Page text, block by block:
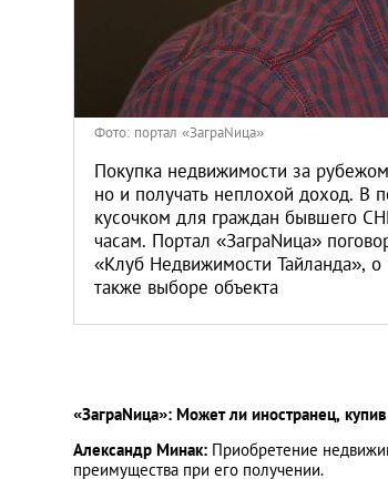
Паттайя
Пхукет
Санкт-Петербург
Фото: портал «ЗаграNица»
Покупка недвижимости за
но и получать неплохой доход. В
кусочком для граждан бывшего
часам. Портал «ЗаграNица»
«Клуб Недвижимости Тайланда», о
также выборе объекта
«ЗаграNица»: Может ли иностранец,
Александр Минак: Приобретение
преимущества при его получении.